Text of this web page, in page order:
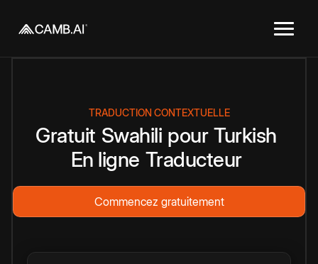
TRADUCTION CONTEXTUELLE
Gratuit Swahili pour Turkish
En ligne Traducteur
Commencez gratuitement